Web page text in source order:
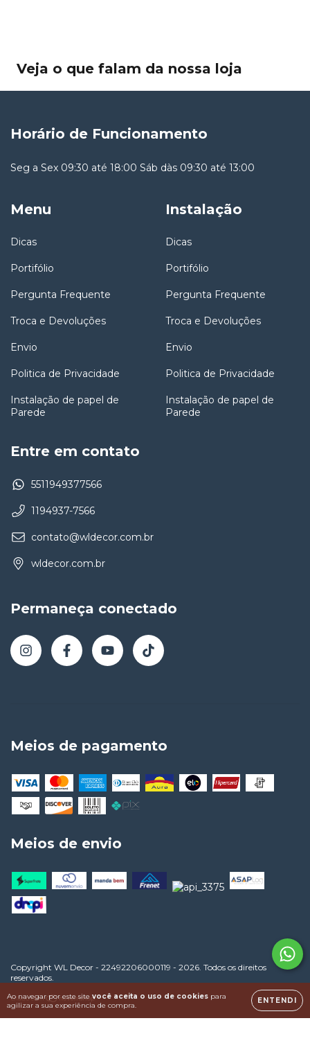
Ao navegar por este site você aceita o uso de cookies para
agilizar a sua experiência de compra.
ENTENDI
Veja o que falam da nossa loja
Horário de Funcionamento
Seg a Sex 09:30 até 18:00 Sáb dàs 09:30 até 13:00
Menu
Dicas
Portifólio
Pergunta Frequente
Troca e Devoluções
Envio
Politica de Privacidade
Instalação de papel de
Parede
Instalação
Dicas
Portifólio
Pergunta Frequente
Troca e Devoluções
Envio
Politica de Privacidade
Instalação de papel de
Parede
Entre em contato
5511949377566
1194937-7566
contato@wldecor.com.br
wldecor.com.br
Permaneça conectado
Meios de pagamento
Meios de envio
Copyright WL Decor - 22492206000119 - 2026. Todos os direitos
reservados.